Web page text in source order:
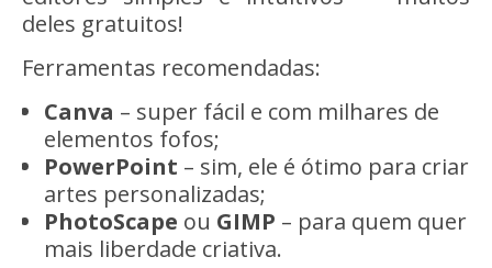
deles gratuitos!
Ferramentas recomendadas:
Canva – super fácil e com milhares de
elementos fofos;
PowerPoint – sim, ele é ótimo para criar
artes personalizadas;
PhotoScape ou GIMP – para quem quer
mais liberdade criativa.